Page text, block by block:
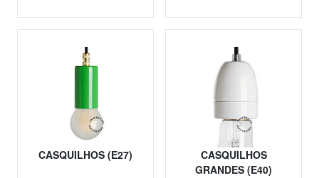
CASQUILHOS (E27)
CASQUILHOS
GRANDES (E40)